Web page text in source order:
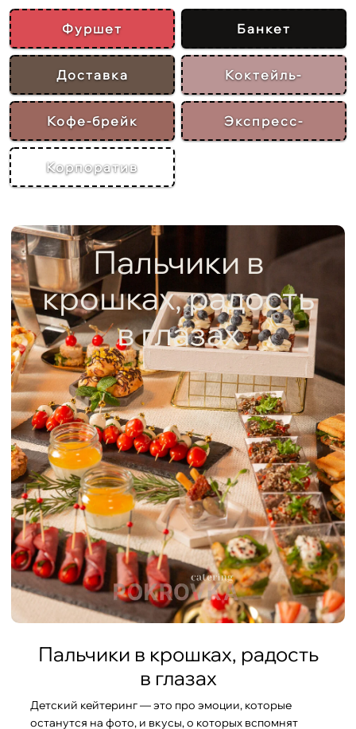
Фуршет Банкет
Доставка
Коктейль-
вечеринка
Кофе-брейк
Экспресс-
доставка
Корпоратив
Пальчики в
крошках, радость
в глазах
Пальчики в крошках, радость
в глазах
Детский кейтеринг — это про эмоции, которые
останутся на фото, и вкусы, о которых вспомнят